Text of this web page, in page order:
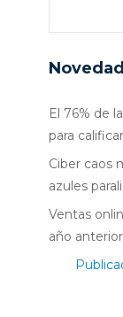
El 76% de
para
Ciber caos
azules
Ventas
año anterior